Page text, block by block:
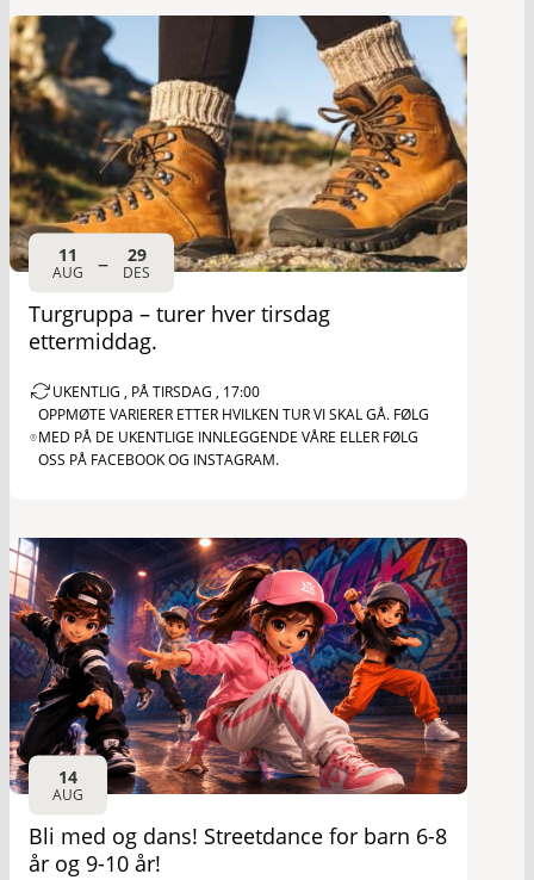
11
AUG – 29
DES
Turgruppa – turer hver tirsdag
ettermiddag.
UKENTLIG , PÅ TIRSDAG , 17:00
OPPMØTE VARIERER ETTER HVILKEN TUR VI SKAL GÅ. FØLG
MED PÅ DE UKENTLIGE INNLEGGENDE VÅRE ELLER FØLG
OSS PÅ FACEBOOK OG INSTAGRAM.
14
AUG
Bli med og dans! Streetdance for barn 6-8
år og 9-10 år!